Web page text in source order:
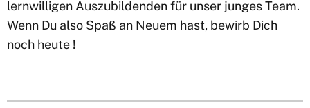
lernwilligen Auszubildenden für unser junges Team.
Wenn Du also Spaß an Neuem hast, bewirb Dich
noch heute !